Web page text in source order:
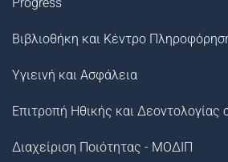
Βιβλιοθήκη και Κέντρο
Υγιεινή και Ασφάλεια
Επιτροπή Ηθικής και Δεοντολογίας
Διαχείριση Ποιότητας - ΜΟΔΙΠ